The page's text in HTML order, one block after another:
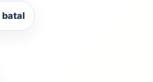
batal